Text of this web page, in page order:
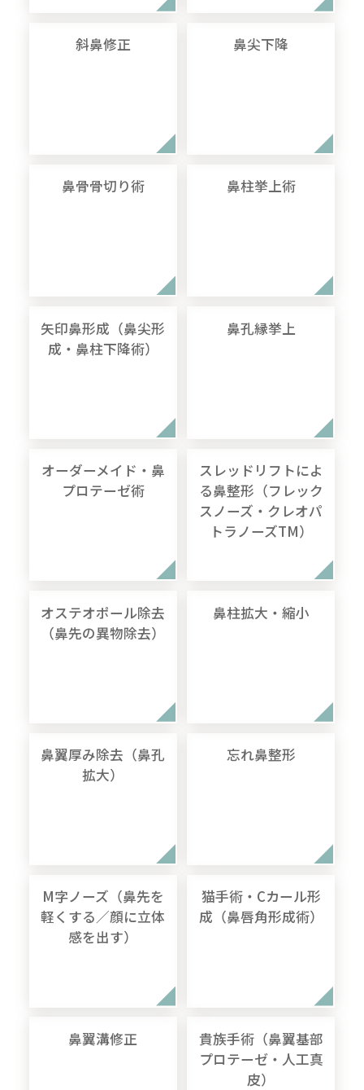
斜鼻修正 鼻尖下降
鼻骨骨切り術 鼻柱挙上術
矢印鼻形成（鼻尖形
成・鼻柱下降術）
鼻孔縁挙上
オーダーメイド・鼻
プロテーゼ術
スレッドリフトによ
る鼻整形（フレック
スノーズ・クレオパ
トラノーズTM）
オステオポール除去
（鼻先の異物除去）
鼻柱拡大・縮小
鼻翼厚み除去（鼻孔
拡大）
忘れ鼻整形
M字ノーズ（鼻先を
軽くする／顔に立体
感を出す）
猫手術・Cカール形
成（鼻唇角形成術）
鼻翼溝修正
貴族手術（鼻翼基部
プロテーゼ・人工真
皮）